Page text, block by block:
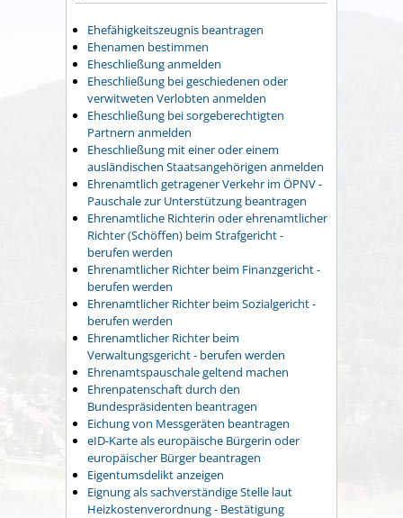
Ehefähigkeitszeugnis beantragen
Ehenamen bestimmen
Eheschließung anmelden
Eheschließung bei geschiedenen oder
verwitweten Verlobten anmelden
Eheschließung bei sorgeberechtigten
Partnern anmelden
Eheschließung mit einer oder einem
ausländischen Staatsangehörigen anmelden
Ehrenamtlich getragener Verkehr im ÖPNV -
Pauschale zur Unterstützung beantragen
Ehrenamtliche Richterin oder ehrenamtlicher
Richter (Schöffen) beim Strafgericht -
berufen werden
Ehrenamtlicher Richter beim Finanzgericht -
berufen werden
Ehrenamtlicher Richter beim Sozialgericht -
berufen werden
Ehrenamtlicher Richter beim
Verwaltungsgericht - berufen werden
Ehrenamtspauschale geltend machen
Ehrenpatenschaft durch den
Bundespräsidenten beantragen
Eichung von Messgeräten beantragen
eID-Karte als europäische Bürgerin oder
europäischer Bürger beantragen
Eigentumsdelikt anzeigen
Eignung als sachverständige Stelle laut
Heizkostenverordnung - Bestätigung